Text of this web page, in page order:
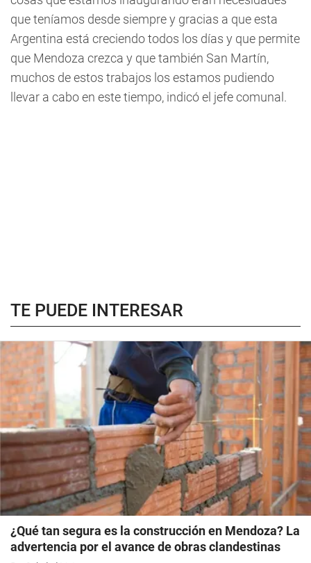
que teníamos desde siempre y gracias a que esta
Argentina está creciendo todos los días y que permite
que Mendoza crezca y que también San Martín,
muchos de estos trabajos los estamos pudiendo
llevar a cabo en este tiempo, indicó el jefe comunal.
TE PUEDE INTERESAR
¿Qué tan segura es la construcción en Mendoza? La
advertencia por el avance de obras clandestinas